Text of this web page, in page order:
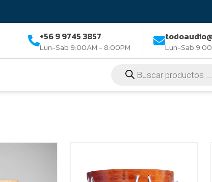
+56 9 9745 3857
Lun-Sab 9:00AM - 8:00PM Lun-Sab